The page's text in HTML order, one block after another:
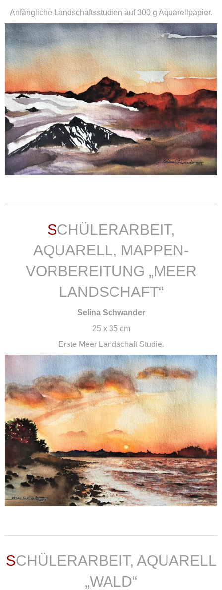
Anfängliche Landschaftsstudien auf 300 g Aquarellpapier.
SCHÜLERARBEIT,
AQUARELL, MAPPEN-
VORBEREITUNG „MEER
LANDSCHAFT“
Selina Schwander
25 x 35 cm
Erste Meer Landschaft Studie.
SCHÜLERARBEIT, AQUARELL
„WALD“